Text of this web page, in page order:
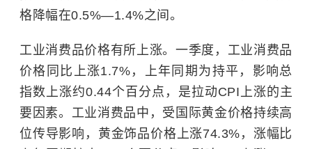
格降幅在0.5%—1.4%之间。
工业消费品价格有所上涨。一季度，工业消费品
价格同比上涨1.7%，上年同期为持平，影响总
指数上涨约0.44个百分点，是拉动CPI上涨的主
要因素。工业消费品中，受国际黄金价格持续高
位传导影响，黄金饰品价格上涨74.3%，涨幅比